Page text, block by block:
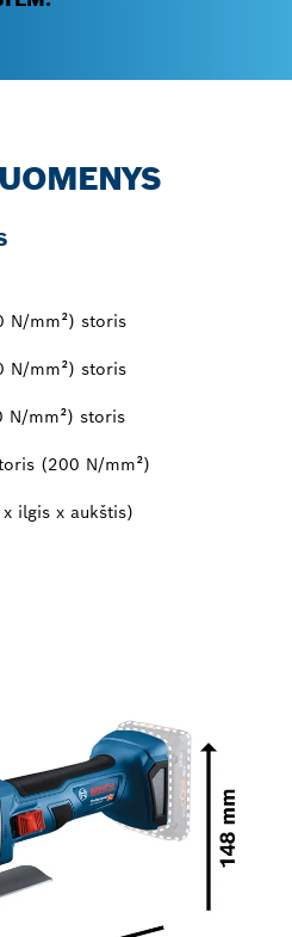
N/mm²) storis
N/mm²) storis
N/mm²) storis
(200 N/mm²)
ilgis x aukštis)